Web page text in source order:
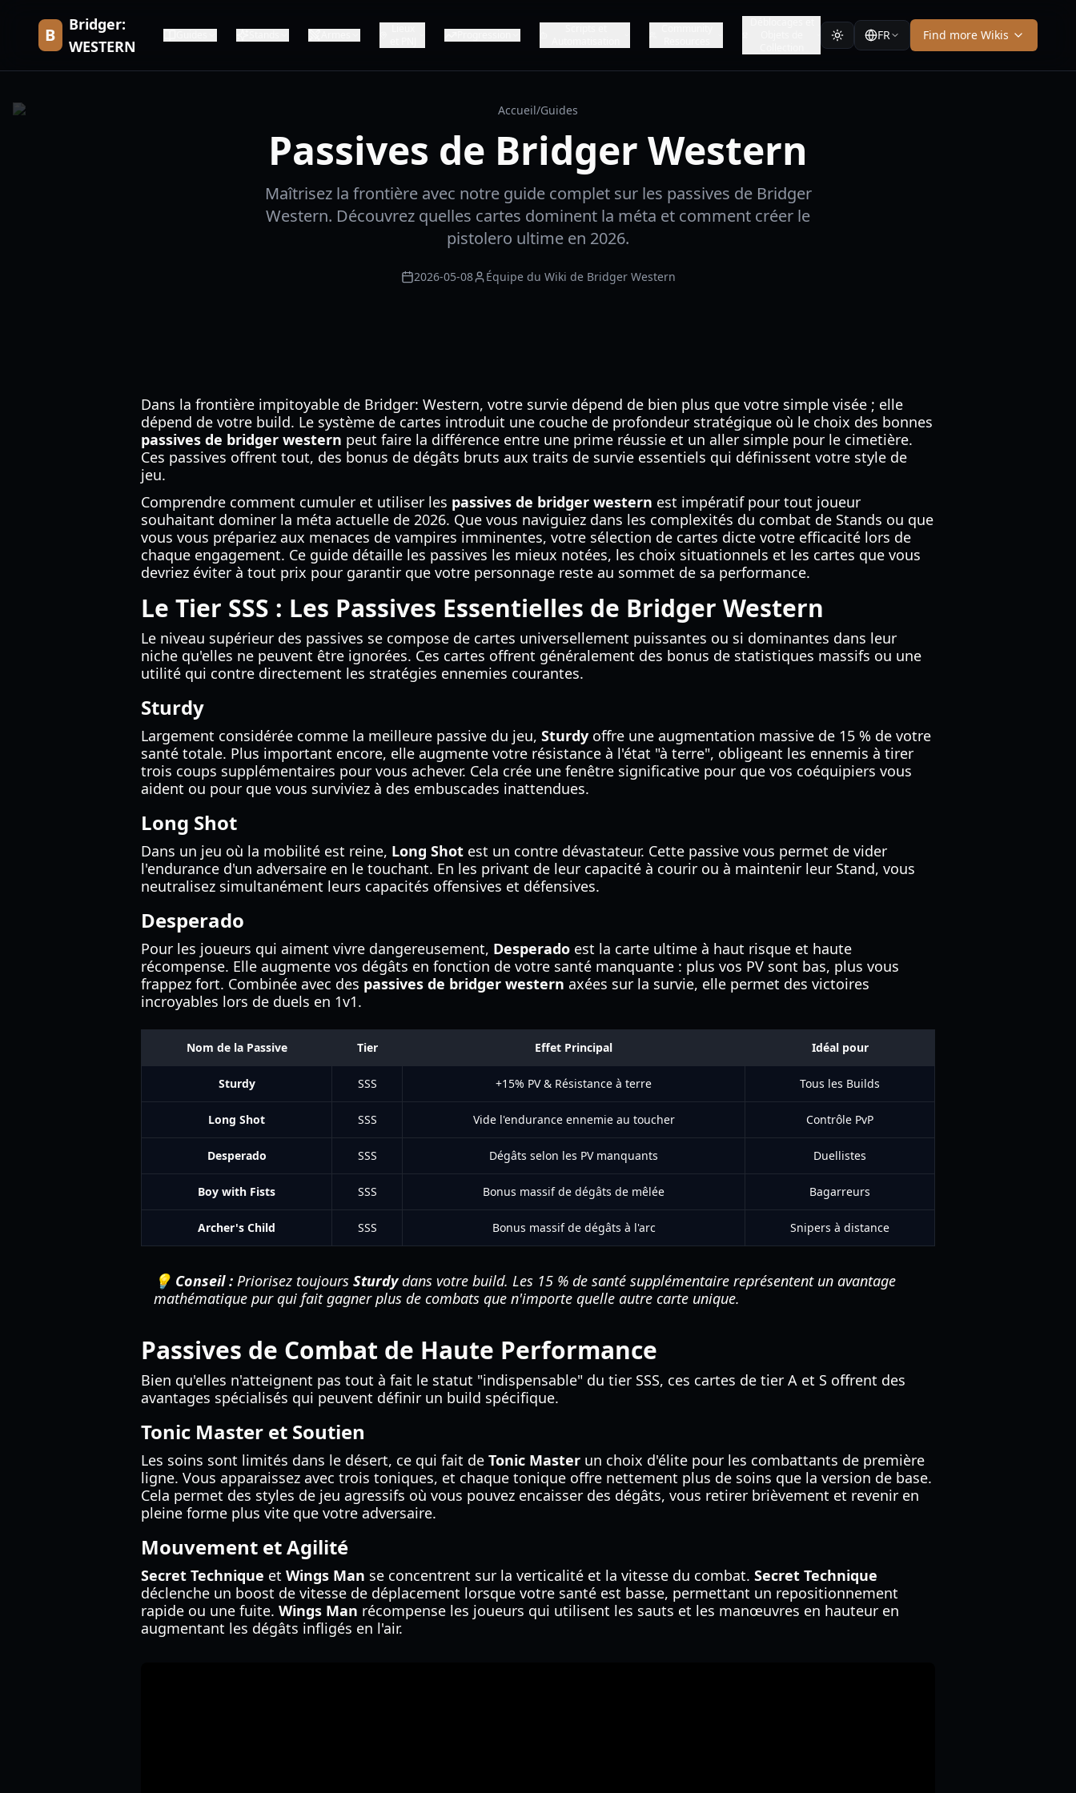
B
Bridger:
WESTERN
FR Find more Wikis
Accueil/Guides
Passives de Bridger Western
Maîtrisez la frontière avec notre guide complet sur les passives de Bridger
Western. Découvrez quelles cartes dominent la méta et comment créer le
pistolero ultime en 2026.
2026-05-08 Équipe du Wiki de Bridger Western
Dans la frontière impitoyable de Bridger: Western, votre survie dépend de bien plus que votre simple visée ; elle
dépend de votre build. Le système de cartes introduit une couche de profondeur stratégique où le choix des bonnes
passives de bridger western peut faire la différence entre une prime réussie et un aller simple pour le cimetière.
Ces passives offrent tout, des bonus de dégâts bruts aux traits de survie essentiels qui définissent votre style de
jeu.
Comprendre comment cumuler et utiliser les passives de bridger western est impératif pour tout joueur
souhaitant dominer la méta actuelle de 2026. Que vous naviguiez dans les complexités du combat de Stands ou que
vous vous prépariez aux menaces de vampires imminentes, votre sélection de cartes dicte votre efficacité lors de
chaque engagement. Ce guide détaille les passives les mieux notées, les choix situationnels et les cartes que vous
devriez éviter à tout prix pour garantir que votre personnage reste au sommet de sa performance.
Le Tier SSS : Les Passives Essentielles de Bridger Western
Le niveau supérieur des passives se compose de cartes universellement puissantes ou si dominantes dans leur
niche qu'elles ne peuvent être ignorées. Ces cartes offrent généralement des bonus de statistiques massifs ou une
utilité qui contre directement les stratégies ennemies courantes.
Sturdy
Largement considérée comme la meilleure passive du jeu, Sturdy offre une augmentation massive de 15 % de votre
santé totale. Plus important encore, elle augmente votre résistance à l'état "à terre", obligeant les ennemis à tirer
trois coups supplémentaires pour vous achever. Cela crée une fenêtre significative pour que vos coéquipiers vous
aident ou pour que vous surviviez à des embuscades inattendues.
Long Shot
Dans un jeu où la mobilité est reine, Long Shot est un contre dévastateur. Cette passive vous permet de vider
l'endurance d'un adversaire en le touchant. En les privant de leur capacité à courir ou à maintenir leur Stand, vous
neutralisez simultanément leurs capacités offensives et défensives.
Desperado
Pour les joueurs qui aiment vivre dangereusement, Desperado est la carte ultime à haut risque et haute
récompense. Elle augmente vos dégâts en fonction de votre santé manquante : plus vos PV sont bas, plus vous
frappez fort. Combinée avec des passives de bridger western axées sur la survie, elle permet des victoires
incroyables lors de duels en 1v1.
Nom de la Passive Tier Effet Principal Idéal pour
Sturdy SSS +15% PV & Résistance à terre Tous les Builds
Long Shot SSS Vide l'endurance ennemie au toucher Contrôle PvP
Desperado SSS Dégâts selon les PV manquants Duellistes
Boy with Fists SSS Bonus massif de dégâts de mêlée Bagarreurs
Archer's Child SSS Bonus massif de dégâts à l'arc Snipers à distance
💡 Conseil : Priorisez toujours Sturdydans votre build. Les 15 % de santé supplémentaire représentent un avantage
mathématique pur qui fait gagner plus de combats que n'importe quelle autre carte unique.
Passives de Combat de Haute Performance
Bien qu'elles n'atteignent pas tout à fait le statut "indispensable" du tier SSS, ces cartes de tier A et S offrent des
avantages spécialisés qui peuvent définir un build spécifique.
Tonic Master et Soutien
Les soins sont limités dans le désert, ce qui fait de Tonic Master un choix d'élite pour les combattants de première
ligne. Vous apparaissez avec trois toniques, et chaque tonique offre nettement plus de soins que la version de base.
Cela permet des styles de jeu agressifs où vous pouvez encaisser des dégâts, vous retirer brièvement et revenir en
pleine forme plus vite que votre adversaire.
Mouvement et Agilité
Secret Technique et Wings Man se concentrent sur la verticalité et la vitesse du combat. Secret Technique
déclenche un boost de vitesse de déplacement lorsque votre santé est basse, permettant un repositionnement
rapide ou une fuite. Wings Man récompense les joueurs qui utilisent les sauts et les manœuvres en hauteur en
augmentant les dégâts infligés en l'air.